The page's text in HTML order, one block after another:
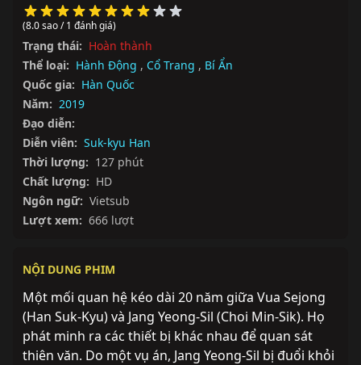
(8.0 sao / 1 đánh giá)
Trạng thái: Hoàn thành
Thể loại: Hành Động , Cổ Trang , Bí Ẩn
Quốc gia: Hàn Quốc
Năm: 2019
Đạo diễn:
Diễn viên: Suk-kyu Han
Thời lượng: 127 phút
Chất lượng: HD
Ngôn ngữ: Vietsub
Lượt xem: 666 lượt
NỘI DUNG PHIM
Một mối quan hệ kéo dài 20 năm giữa Vua Sejong
(Han Suk-Kyu) và Jang Yeong-Sil (Choi Min-Sik). Họ
phát minh ra các thiết bị khác nhau để quan sát
thiên văn. Do một vụ án, Jang Yeong-Sil bị đuổi khỏi